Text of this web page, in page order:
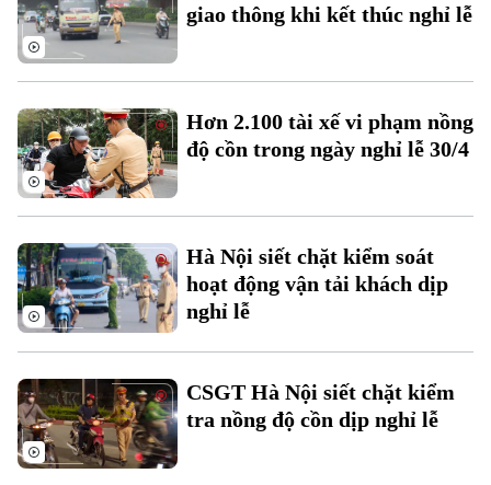
Liên hệ đường dây nóng (bấm để gọi)
Tòa soạn
giao thông khi kết thúc nghỉ lễ
Hơn 2.100 tài xế vi phạm nồng
độ cồn trong ngày nghỉ lễ 30/4
Hà Nội siết chặt kiểm soát
hoạt động vận tải khách dịp
nghỉ lễ
CSGT Hà Nội siết chặt kiểm
tra nồng độ cồn dịp nghỉ lễ